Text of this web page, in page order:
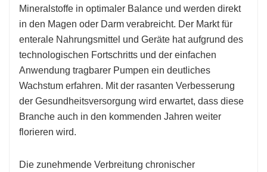
Mineralstoffe in optimaler Balance und werden direkt
in den Magen oder Darm verabreicht. Der Markt für
enterale Nahrungsmittel und Geräte hat aufgrund des
technologischen Fortschritts und der einfachen
Anwendung tragbarer Pumpen ein deutliches
Wachstum erfahren. Mit der rasanten Verbesserung
der Gesundheitsversorgung wird erwartet, dass diese
Branche auch in den kommenden Jahren weiter
florieren wird.
Die zunehmende Verbreitung chronischer